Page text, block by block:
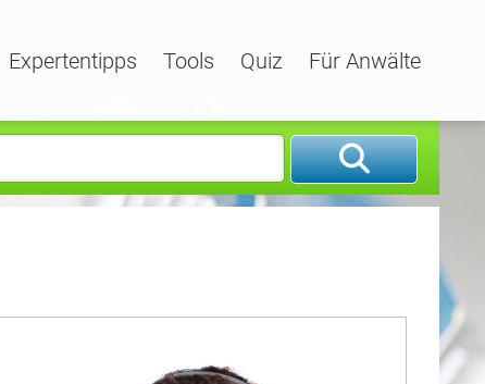
Expertentipps Tools Quiz Für Anwälte